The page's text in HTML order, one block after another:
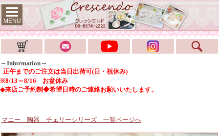
MENU
-- Information --
正午までのご注文は当日出荷可(日・祝休み)
※8/13～8/16 お盆休み
◆来店ご予約制◆希望日時のご連絡お願いいたします。
マニー 陶器 チェリーシリーズ 一覧ページへ